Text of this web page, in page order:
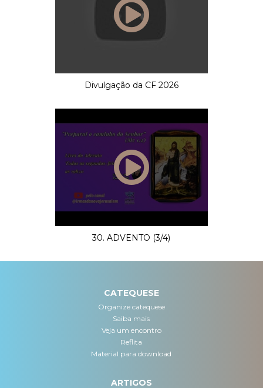
Divulgação da CF 2026
30. ADVENTO (3/4)
CATEQUESE
Organize catequese
Saiba mais
Veja um encontro
Reflita
Material para download
ARTIGOS